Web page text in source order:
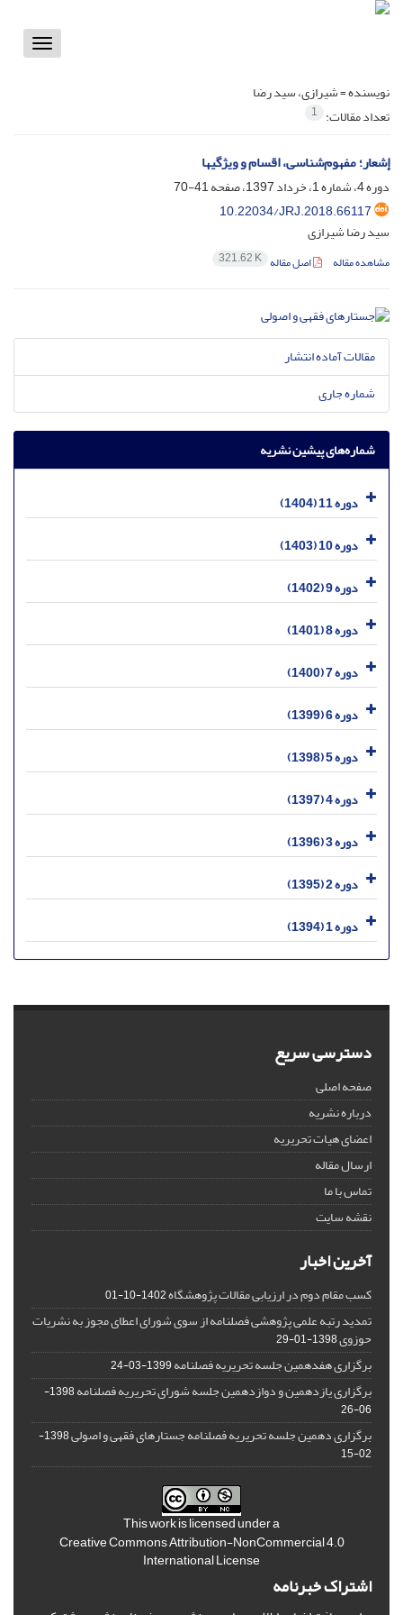
Toggle
نویسنده =شیرازی، سید رضا
تعداد مقالات: 1
إشعار؛ مفهوم‌شناسی، اقسام و ویژگیها
دوره 4، شماره 1، خرداد 1397، صفحه
41-70
10.22034/JRJ.2018.66117
سید رضا شیرازی
مشاهده مقاله اصل مقاله 321.62 K
مقالات آماده انتشار
شماره جاری
شماره‌های پیشین نشریه
دوره 11 (1404)
دوره 10 (1403)
دوره 9 (1402)
دوره 8 (1401)
دوره 7 (1400)
دوره 6 (1399)
دوره 5 (1398)
دوره 4 (1397)
دوره 3 (1396)
دوره 2 (1395)
دوره 1 (1394)
دسترسی سریع
صفحه اصلی
درباره نشریه
اعضای هیات تحریریه
ارسال مقاله
تماس با ما
نقشه سایت
آخرین اخبار
کسب مقام دوم در ارزیابی مقالات پژوهشگاه1402-10-01
تمدید رتبه علمی پژوهشی فصلنامه از سوی شورای اعطای مجوز به نشریات
حوزوی1398-01-29
برگزاری هفدهمین جلسه تحریریه فصلنامه1399-03-24
برگزاری یازدهمین و دوازدهمین جلسه شورای تحریریه فصلنامه
1398-
06-26
برگزاری دهمین جلسه تحریریه فصلنامه جستارهای فقهی و اصولی
1398-
02-15
This work is licensed under a
Creative Commons Attribution-NonCommercial 4.0
International License
اشتراک خبرنامه